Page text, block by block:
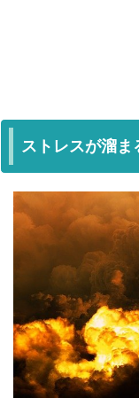
ストレスが溜ま